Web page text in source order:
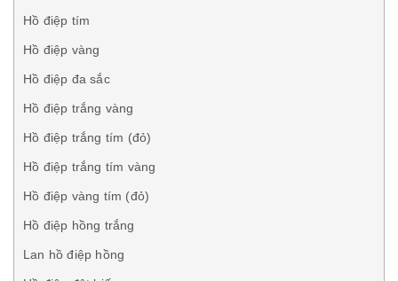
Hồ điệp tím
Hồ điệp vàng
Hồ điệp đa sắc
Hồ điệp trắng vàng
Hồ điệp trắng tím (đỏ)
Hồ điệp trắng tím vàng
Hồ điệp vàng tím (đỏ)
Hồ điệp hồng trắng
Lan hồ điệp hồng